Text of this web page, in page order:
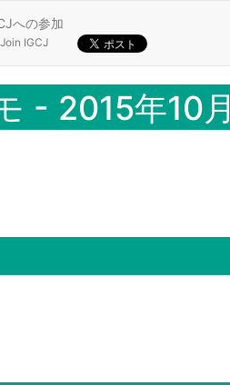
への参加
Join IGCJ
- 2015年10